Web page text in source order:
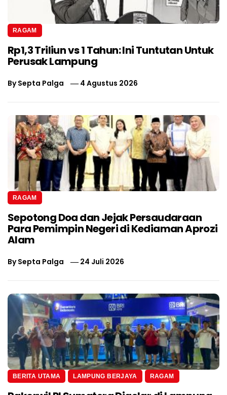
RAGAM
Rp1,3 Triliun vs 1 Tahun: Ini Tuntutan Untuk
Perusak Lampung
BySepta Palga 4 Agustus 2026
RAGAM
Sepotong Doa dan Jejak Persaudaraan
Para Pemimpin Negeri di Kediaman Aprozi
Alam
BySepta Palga 24 Juli 2026
BERITA UTAMA LAMPUNG BERJAYA RAGAM